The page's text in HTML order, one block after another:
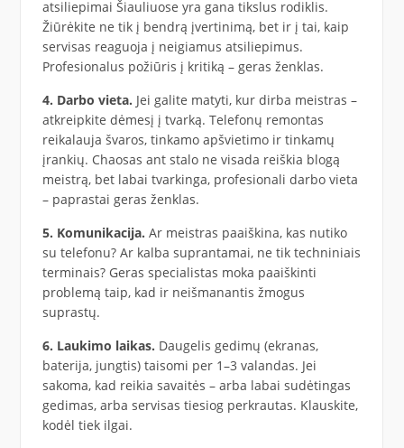
atsiliepimai Šiauliuose yra gana tikslus rodiklis.
Žiūrėkite ne tik į bendrą įvertinimą, bet ir į tai, kaip
servisas reaguoja į neigiamus atsiliepimus.
Profesionalus požiūris į kritiką – geras ženklas.
4. Darbo vieta. Jei galite matyti, kur dirba meistras –
atkreipkite dėmesį į tvarką. Telefonų remontas
reikalauja švaros, tinkamo apšvietimo ir tinkamų
įrankių. Chaosas ant stalo ne visada reiškia blogą
meistrą, bet labai tvarkinga, profesionali darbo vieta
– paprastai geras ženklas.
5. Komunikacija. Ar meistras paaiškina, kas nutiko
su telefonu? Ar kalba suprantamai, ne tik techniniais
terminais? Geras specialistas moka paaiškinti
problemą taip, kad ir neišmanantis žmogus
suprastų.
6. Laukimo laikas. Daugelis gedimų (ekranas,
baterija, jungtis) taisomi per 1–3 valandas. Jei
sakoma, kad reikia savaitės – arba labai sudėtingas
gedimas, arba servisas tiesiog perkrautas. Klauskite,
kodėl tiek ilgai.